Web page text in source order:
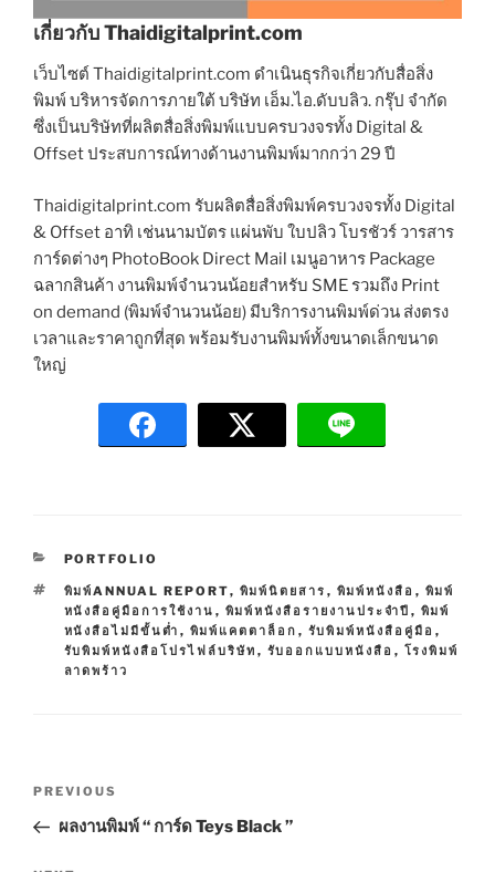
เกี่ยวกับ Thaidigitalprint.com
เว็บไซต์ Thaidigitalprint.com ดำเนินธุรกิจเกี่ยวกับสื่อสิ่ง
พิมพ์ บริหารจัดการภายใต้ บริษัท เอ็ม.ไอ.ดับบลิว. กรุ๊ป จำกัด
ซึ่งเป็นบริษัทที่ผลิตสื่อสิ่งพิมพ์แบบครบวงจรทั้ง Digital &
Offset ประสบการณ์ทางด้านงานพิมพ์มากกว่า 29 ปี
Thaidigitalprint.com รับผลิตสื่อสิ่งพิมพ์ครบวงจรทั้ง Digital
& Offset อาทิ เช่นนามบัตร แผ่นพับ ใบปลิว โบรชัวร์ วารสาร
การ์ดต่างๆ PhotoBook Direct Mail เมนูอาหาร Package
ฉลากสินค้า งานพิมพ์จำนวนน้อยสำหรับ SME รวมถึง Print
on demand (พิมพ์จำนวนน้อย) มีบริการงานพิมพ์ด่วน ส่งตรง
เวลาและราคาถูกที่สุด พร้อมรับงานพิมพ์ทั้งขนาดเล็กขนาด
ใหญ่
C
T
E
G
O
R
PORTFOLIO
T
A
G
S
พิมพ์ANNUAL REPORT, พิมพ์นิตยสาร , พิมพ์หนังสือ , พิมพ์
หนังสือคู่มือการใช้งาน , พิมพ์หนังสือรายงานประจำปี , พิมพ์
หนังสือไม่มีขั้นต่ำ , พิมพ์แคตตาล็อก , รับพิมพ์หนังสือคู่มือ ,
รับพิมพ์หนังสือโปรไฟล์บริษัท , รับออกแบบหนังสือ , โรงพิมพ์
ลาดพร้าว
s
P
r
PREVIOUS
ผลงานพิมพ์ “ การ์ด Teys Black ”